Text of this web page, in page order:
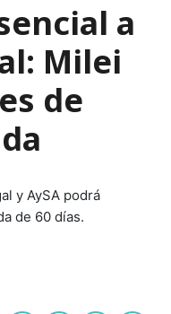
a
Milei
de
y AySA podrá
de 60 días.